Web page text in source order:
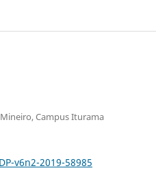
Campus Iturama
v6n2-2019-58985